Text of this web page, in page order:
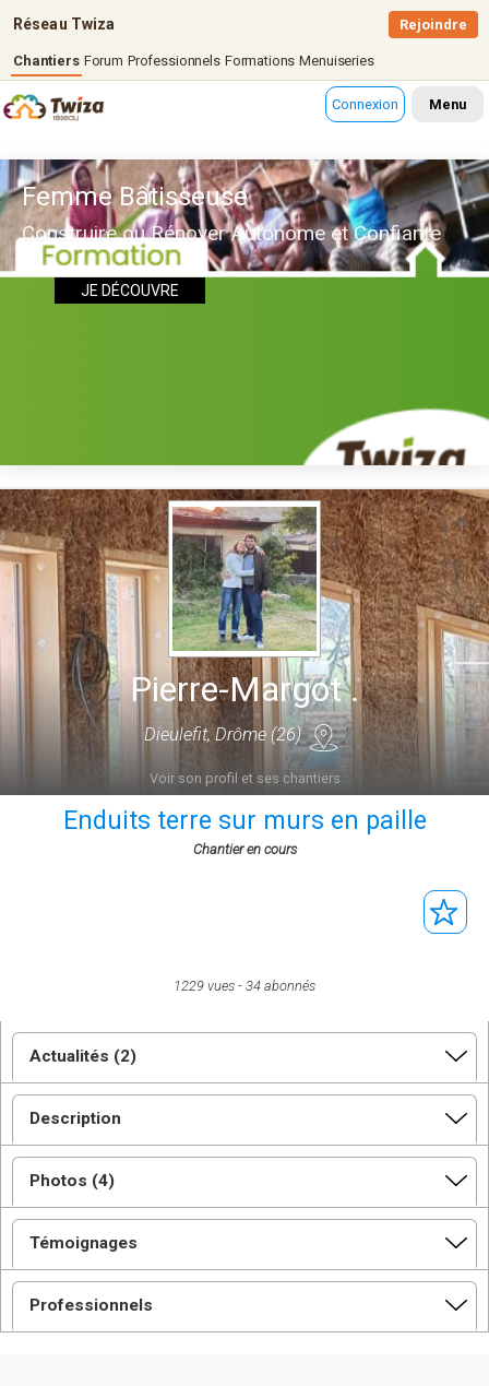
Réseau Twiza
Chantiers Forum Professionnels Formations Menuiseries
Rejoindre
Connexion Menu
Femme Bâtisseuse
Construire ou Rénover Autonome et Confiante
JE DÉCOUVRE
Pierre-Margot .
Dieulefit, Drôme (26)
Voir son profil et ses chantiers
Enduits terre sur murs en paille
Chantier en cours
1229 vues 34 abonnés
Actualités (2)
Description
Photos (4)
Témoignages
Professionnels